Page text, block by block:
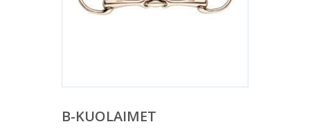
B-KUOLAIMET